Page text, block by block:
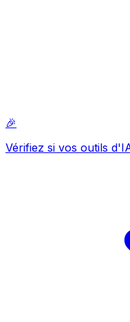
🎉
Vérifiez si vos outils